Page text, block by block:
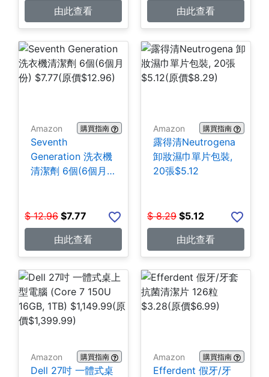
由此查看
由此查看
Amazon 購買指南
Seventh
Generation 洗衣機
清潔劑 6個(6個月
$ 12.96 $7.77
由此查看
Amazon 購買指南
露得清Neutrogena
卸妝濕巾單片包裝,
20張$5.12
$ 8.29 $5.12
由此查看
Amazon 購買指南
Dell 27吋 一體式桌
Amazon 購買指南
Efferdent 假牙/牙